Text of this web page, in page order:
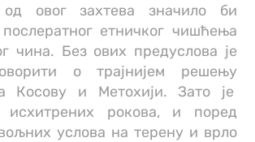
од овог захтева значило би
етничког чишћења
чина. Без ових предуслова је
о трајнијем решењу
Косову и Метохији. Зато је
исхитрених рокова, и поред
услова на терену и врло